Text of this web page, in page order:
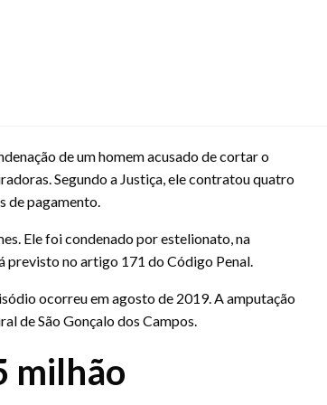
de um homem acusado de cortar o
Segundo a Justiça, ele contratou quatro
de pagamento.
Ele foi condenado por estelionato, na
previsto no artigo 171 do Código Penal.
ocorreu em agosto de 2019. A amputação
de São Gonçalo dos Campos.
milhão